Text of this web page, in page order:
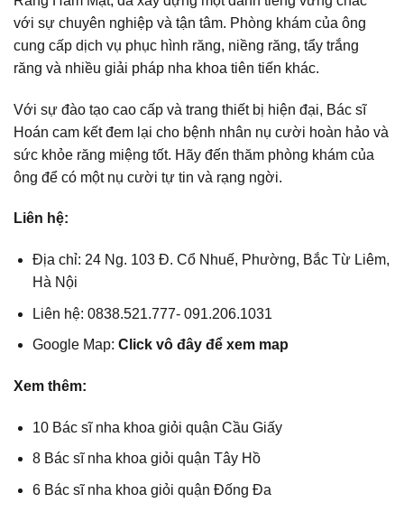
với sự chuyên nghiệp và tận tâm. Phòng khám của ông
cung cấp dịch vụ phục hình răng, niềng răng, tẩy trắng
răng và nhiều giải pháp nha khoa tiên tiến khác.
Với sự đào tạo cao cấp và trang thiết bị hiện đại, Bác sĩ
Hoán cam kết đem lại cho bệnh nhân nụ cười hoàn hảo và
sức khỏe răng miệng tốt. Hãy đến thăm phòng khám của
ông để có một nụ cười tự tin và rạng ngời.
Liên hệ:
Địa chỉ: 24 Ng. 103 Đ. Cổ Nhuế, Phường, Bắc Từ Liêm,
Hà Nội
Liên hệ: 0838.521.777- 091.206.1031
Google Map: Click vô đây để xem map
Xem thêm:
10 Bác sĩ nha khoa giỏi quận Cầu Giấy
8 Bác sĩ nha khoa giỏi quận Tây Hồ
6 Bác sĩ nha khoa giỏi quận Đống Đa